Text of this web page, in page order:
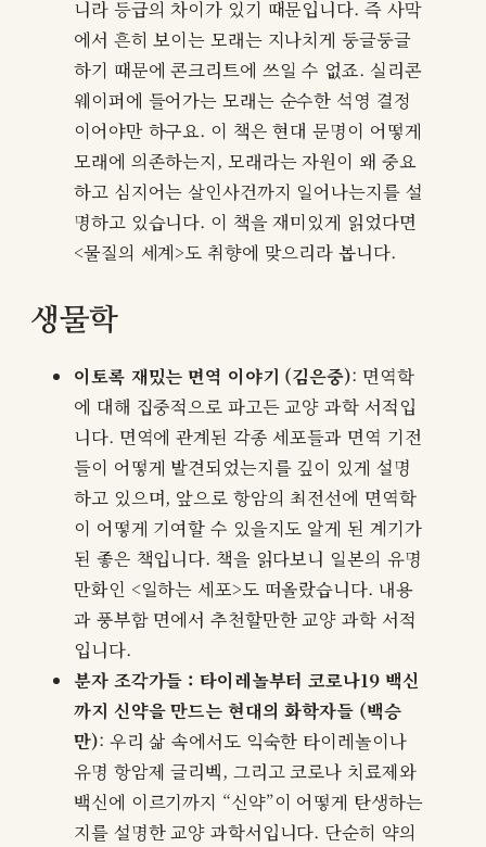
니라 등급의 차이가 있기 때문입니다. 즉 사막
에서 흔히 보이는 모래는 지나치게 둥글둥글
하기 때문에 콘크리트에 쓰일 수 없죠. 실리콘
웨이퍼에 들어가는 모래는 순수한 석영 결정
이어야만 하구요. 이 책은 현대 문명이 어떻게
모래에 의존하는지, 모래라는 자원이 왜 중요
하고 심지어는 살인사건까지 일어나는지를 설
명하고 있습니다. 이 책을 재미있게 읽었다면
<물질의 세계>도 취향에 맞으리라 봅니다.
생물학
이토록 재밌는 면역 이야기 (김은중): 면역학
에 대해 집중적으로 파고든 교양 과학 서적입
니다. 면역에 관계된 각종 세포들과 면역 기전
들이 어떻게 발견되었는지를 깊이 있게 설명
하고 있으며, 앞으로 항암의 최전선에 면역학
이 어떻게 기여할 수 있을지도 알게 된 계기가
된 좋은 책입니다. 책을 읽다보니 일본의 유명
만화인 <일하는 세포>도 떠올랐습니다. 내용
과 풍부함 면에서 추천할만한 교양 과학 서적
입니다.
분자 조각가들 : 타이레놀부터 코로나19 백신
까지 신약을 만드는 현대의 화학자들 (백승
만): 우리 삶 속에서도 익숙한 타이레놀이나
유명 항암제 글리벡, 그리고 코로나 치료제와
백신에 이르기까지 “신약”이 어떻게 탄생하는
지를 설명한 교양 과학서입니다. 단순히 약의